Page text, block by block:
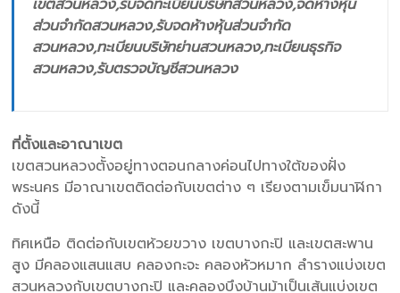
เขตสวนหลวง,รับจดทะเบียนบริษัทสวนหลวง,จดห้างหุ้น
ส่วนจำกัดสวนหลวง,รับจดห้างหุ้นส่วนจำกัด
สวนหลวง,ทะเบียนบริษัทย่านสวนหลวง,ทะเบียนธุรกิจ
สวนหลวง,รับตรวจบัญชีสวนหลวง
ที่ตั้งและอาณาเขต
เขตสวนหลวงตั้งอยู่ทางตอนกลางค่อนไปทางใต้ของฝั่ง
พระนคร มีอาณาเขตติดต่อกับเขตต่าง ๆ เรียงตามเข็มนาฬิกา
ดังนี้
ทิศเหนือ ติดต่อกับเขตห้วยขวาง เขตบางกะปิ และเขตสะพาน
สูง มีคลองแสนแสบ คลองกะจะ คลองหัวหมาก ลำรางแบ่งเขต
สวนหลวงกับเขตบางกะปิ และคลองบึงบ้านม้าเป็นเส้นแบ่งเขต